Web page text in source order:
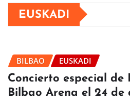
EUSKADI
BILBAO EUSKADI
Concierto especial de
Bilbao Arena el 24 de